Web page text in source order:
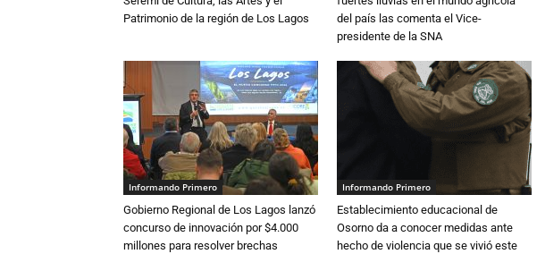
Patrimonio de la región de Los Lagos
del país las comenta el Vice-
presidente de la SNA
Informando Primero
Gobierno Regional de Los Lagos lanzó
concurso de innovación por $4.000
millones para resolver brechas
Informando Primero
Establecimiento educacional de
Osorno da a conocer medidas ante
hecho de violencia que se vivió este